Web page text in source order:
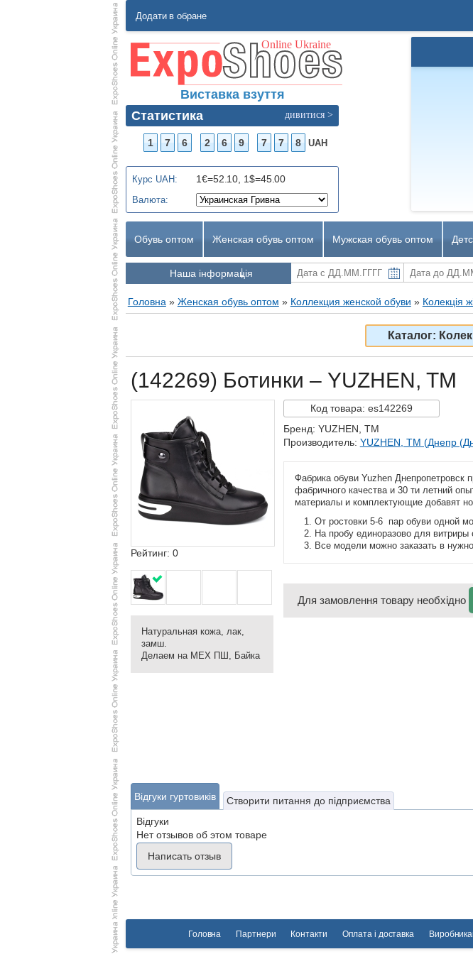
Додати в обране
Виставка взуття
Статистика
дивитися >
1 7 6 2 6 9 7 7 8 UAH
Курс UAH: 1€=52.10, 1$=45.00
Валюта:
Обувь оптом Женская обувь оптом Мужская обувь оптом
Наша інформація
Головна » Женская обувь оптом » Коллекция женской обуви » Колекція
Каталог:
(142269) Ботинки – YUZHEN, TM
Рейтинг: 0
Натуральная кожа, лак,
замш.
Делаем на МЕХ ПШ, Байка
Кодтовара: es142269
Бренд: YUZHEN, TM
Производитель: YUZHEN, TM (Днепр
Фабрика обуви Yuzhen Днепропетровск
фабричного качества и 30 ти летний
материалы и комплектующие добавят
От ростовки 5-6 пар обуви одной
На пробу единоразово для
Все модели можно заказать в
Для замовлення товару необхідно
Відгуки гуртовиків
Створити питання до підприємства
Відгуки
Нет отзывов об этом товаре
Написать отзыв
Головна Партнери Контакти Оплата і доставка